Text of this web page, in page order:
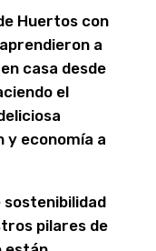
Huertos con
a
casa desde
el
y economía a
sostenibilidad
pilares de